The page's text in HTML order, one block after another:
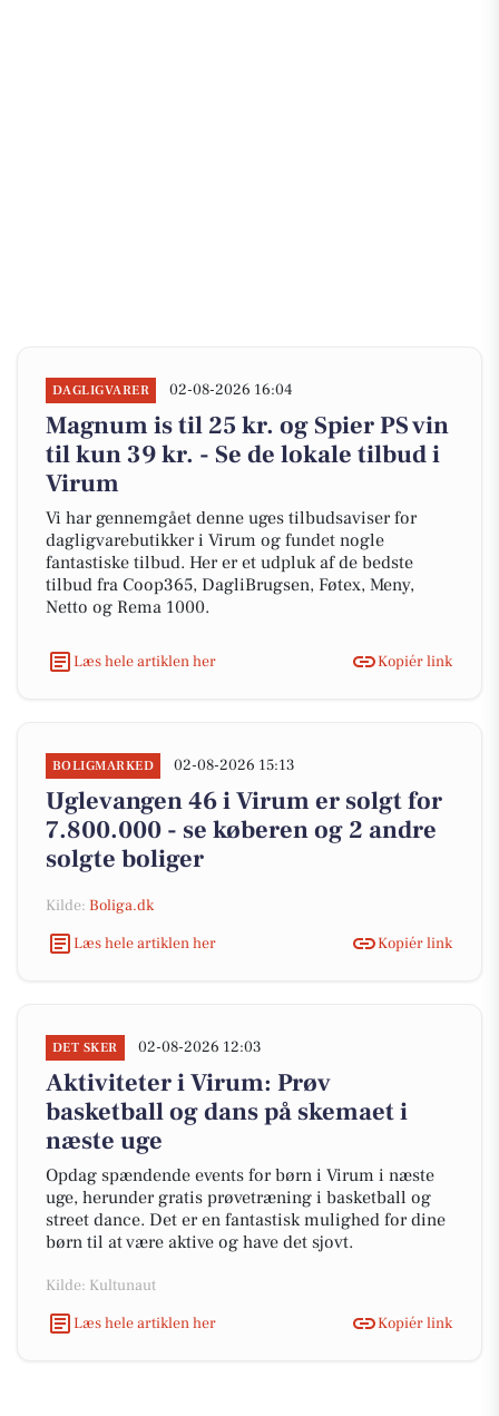
DAGLIGVARER 02-08-2026 16:04
Magnum is til 25 kr. og Spier PS vin
til kun 39 kr. - Se de lokale tilbud i
Virum
Vi har gennemgået denne uges tilbudsaviser for
dagligvarebutikker i Virum og fundet nogle
fantastiske tilbud. Her er et udpluk af de bedste
tilbud fra Coop365, DagliBrugsen, Føtex, Meny,
Netto og Rema 1000.
Læs hele artiklen her Kopiér link
BOLIGMARKED 02-08-2026 15:13
Uglevangen 46 i Virum er solgt for
7.800.000 - se køberen og 2 andre
solgte boliger
Kilde: Boliga.dk
Læs hele artiklen her
Kopiér link
DET SKER 02-08-2026 12:03
Aktiviteter i Virum: Prøv
basketball og dans på skemaet i
næste uge
Opdag spændende events for børn i Virum i næste
uge, herunder gratis prøvetræning i basketball og
street dance. Det er en fantastisk mulighed for dine
børn til at være aktive og have det sjovt.
Kilde: Kultunaut
Læs hele artiklen her
Kopiér link